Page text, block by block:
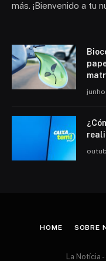
más. ¡Bienvenido a tu
HOME SOBRE
La Notícia -